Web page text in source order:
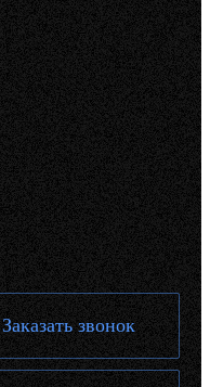
Заказать звонок